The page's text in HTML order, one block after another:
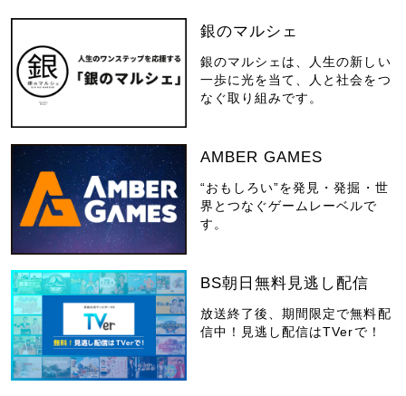
銀のマルシェ
銀のマルシェは、人生の新しい
一歩に光を当て、人と社会をつ
なぐ取り組みです。
AMBER GAMES
“おもしろい”を発見・発掘・世
界とつなぐゲームレーベルで
す。
BS朝日無料見逃し配信
放送終了後、期間限定で無料配
信中！見逃し配信はTVerで！